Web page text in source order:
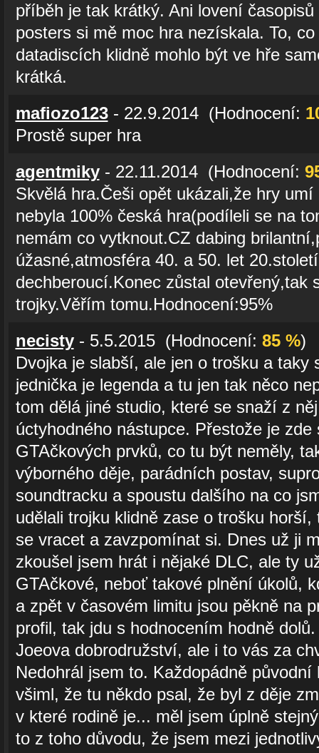
příběh je tak krátký. Ani lovení
posters si mě moc hra nezískala. To,
datadiscích klidně mohlo být ve hře
krátká.
mafiozo123- 22.9.2014 (Hodnocení:
Prostě super hra
agentmiky- 22.11.2014 (Hodnocení:
Skvělá hra.Češi opět ukázali,že hry
nebyla 100% česká hra(podíleli se na
nemám co vytknout.CZ dabing
úžasné,atmosféra 40. a 50. let
dechberoucí.Konec zůstal otevřený,tak
trojky.Věřím tomu.Hodnocení:95%
necisty- 5.5.2015 (Hodnocení: 85 %)
Dvojka je slabší, ale jen o trošku a taky
jednička je legenda a tu jen tak něco
tom dělá jiné studio, které se snaží z
úctyhodného nástupce. Přestože je zde
GTAčkových prvků, co tu být neměly,
výborného děje, parádních postav,
soundtracku a spoustu dalšího na co
udělali trojku klidně zase o trošku
se vracet a zavzpomínat si. Dnes už ji
zkoušel jsem hrát i nějaké DLC, ale ty
GTAčkové, neboť takové plnění úkolů,
a zpět v časovém limitu jsou pěkně na
profil, tak jdu s hodnocením hodně
Joeova dobrodružství, ale i to vás za
Nedohrál jsem to. Každopádně
všiml, že tu někdo psal, že byl z děje
v které rodině je... měl jsem úplně
to z toho důvodu, že jsem mezi